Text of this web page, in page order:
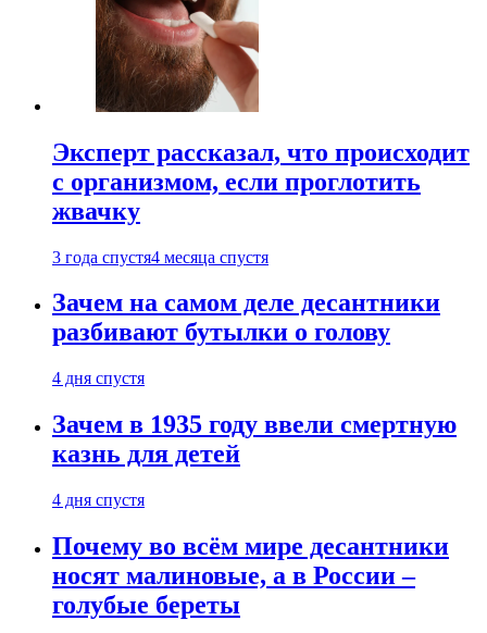
Эксперт рассказал, что происходит
с организмом, если проглотить
жвачку
3 года спустя4 месяца спустя
Зачем на самом деле десантники
разбивают бутылки о голову
4 дня спустя
Зачем в 1935 году ввели смертную
казнь для детей
4 дня спустя
Почему во всём мире десантники
носят малиновые, а в России –
голубые береты